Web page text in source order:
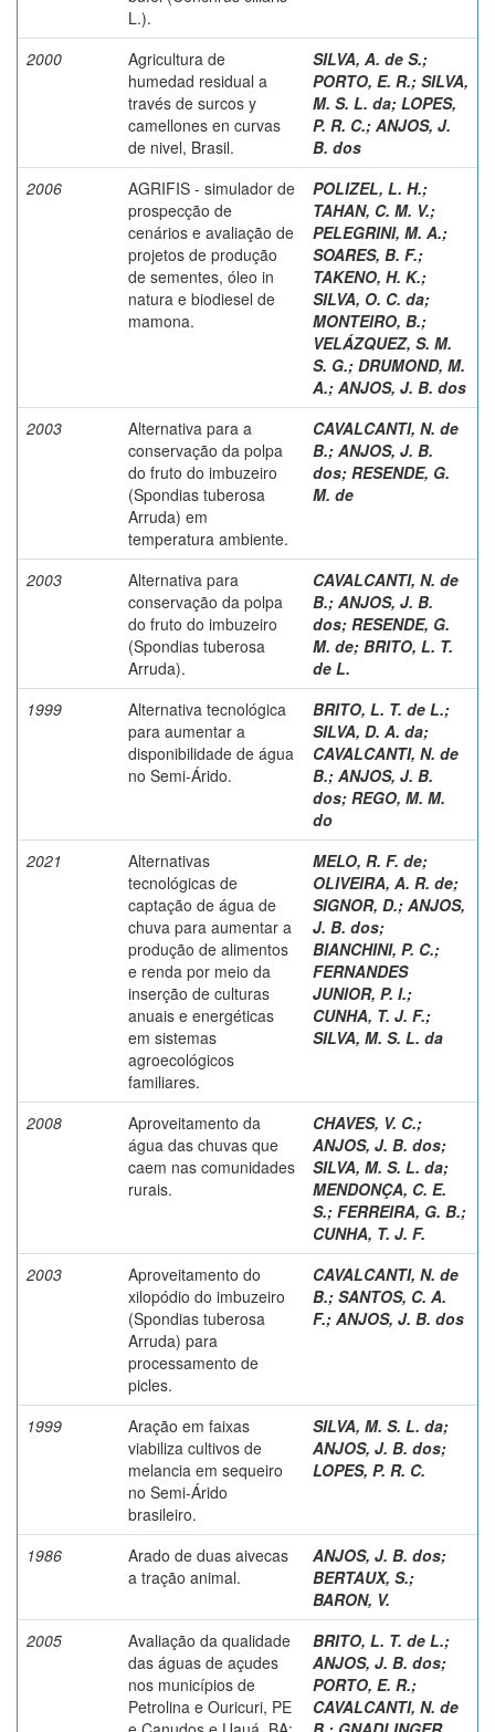
L.).
2000
Agricultura de
humedad residual a
través de surcos y
camellones en curvas
de nivel, Brasil.
SILVA, A. de S.;
PORTO, E. R.; SILVA,
M. S. L. da; LOPES,
P. R. C.; ANJOS, J.
B. dos
2006
AGRIFIS - simulador de
prospecção de
cenários e avaliação de
projetos de produção
de sementes, óleo in
natura e biodiesel de
mamona.
POLIZEL, L. H.;
TAHAN, C. M. V.;
PELEGRINI, M. A.;
SOARES, B. F.;
TAKENO, H. K.;
SILVA, O. C. da;
MONTEIRO, B.;
VELÁZQUEZ, S. M.
S. G.; DRUMOND, M.
A.; ANJOS, J. B. dos
2003
Alternativa para a
conservação da polpa
do fruto do imbuzeiro
(Spondias tuberosa
Arruda) em
temperatura ambiente.
CAVALCANTI, N. de
B.; ANJOS, J. B.
dos; RESENDE, G.
M. de
2003
Alternativa para
conservação da polpa
do fruto do imbuzeiro
(Spondias tuberosa
Arruda).
CAVALCANTI, N. de
B.; ANJOS, J. B.
dos; RESENDE, G.
M. de; BRITO, L. T.
de L.
1999
Alternativa tecnológica
para aumentar a
disponibilidade de água
no Semi-Árido.
BRITO, L. T. de L.;
SILVA, D. A. da;
CAVALCANTI, N. de
B.; ANJOS, J. B.
dos; REGO, M. M.
do
2021
Alternativas
tecnológicas de
captação de água de
chuva para aumentar a
produção de alimentos
e renda por meio da
inserção de culturas
anuais e energéticas
em sistemas
agroecológicos
familiares.
MELO, R. F. de;
OLIVEIRA, A. R. de;
SIGNOR, D.; ANJOS,
J. B. dos;
BIANCHINI, P. C.;
FERNANDES
JUNIOR, P. I.;
CUNHA, T. J. F.;
SILVA, M. S. L. da
2008
Aproveitamento da
água das chuvas que
caem nas comunidades
rurais.
CHAVES, V. C.;
ANJOS, J. B. dos;
SILVA, M. S. L. da;
MENDONÇA, C. E.
S.; FERREIRA, G. B.;
CUNHA, T. J. F.
2003
Aproveitamento do
xilopódio do imbuzeiro
(Spondias tuberosa
Arruda) para
processamento de
picles.
CAVALCANTI, N. de
B.; SANTOS, C. A.
F.; ANJOS, J. B. dos
1999
Aração em faixas
viabiliza cultivos de
melancia em sequeiro
no Semi-Árido
brasileiro.
SILVA, M. S. L. da;
ANJOS, J. B. dos;
LOPES, P. R. C.
1986
Arado de duas aivecas
a tração animal.
ANJOS, J. B. dos;
BERTAUX, S.;
BARON, V.
2005
Avaliação da qualidade
das águas de açudes
nos municípios de
Petrolina e Ouricuri, PE
BRITO, L. T. de L.;
ANJOS, J. B. dos;
PORTO, E. R.;
CAVALCANTI, N. de